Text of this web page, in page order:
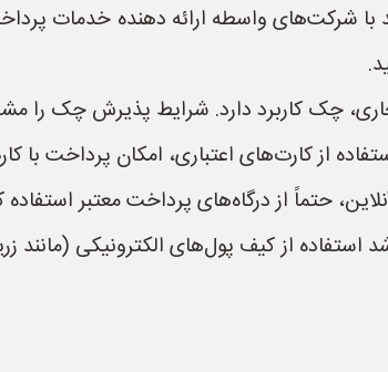
شرکت‌های واسطه ارائه دهنده خدمات
چک کاربرد دارد. شرایط پذیرش چک را
از کارت‌های اعتباری، امکان پرداخت با
حتماً از درگاه‌های پرداخت معتبر استفاده
از کیف پول‌های الکترونیکی (مانند